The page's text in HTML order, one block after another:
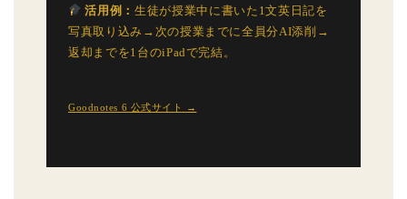
活用例：生徒が授業中に書いた1文英日記を
写真取り込み→次の授業までに全員分AI添削→
返却までを1台のiPadで完結。
Goodnotes 6 公式サイト →